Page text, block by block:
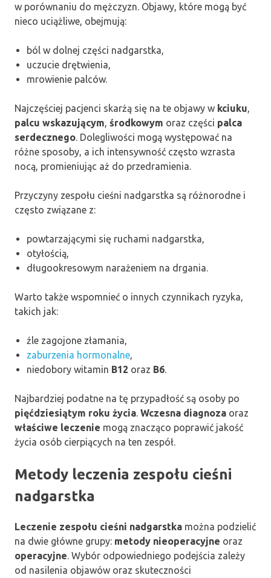
w porównaniu do mężczyzn. Objawy, które mogą być
nieco uciążliwe, obejmują:
ból w dolnej części nadgarstka,
uczucie drętwienia,
mrowienie palców.
Najczęściej pacjenci skarżą się na te objawy w kciuku,
palcu wskazującym, środkowym oraz części palca
serdecznego. Dolegliwości mogą występować na
różne sposoby, a ich intensywność często wzrasta
nocą, promieniując aż do przedramienia.
Przyczyny zespołu cieśni nadgarstka są różnorodne i
często związane z:
powtarzającymi się ruchami nadgarstka,
otyłością,
długookresowym narażeniem na drgania.
Warto także wspomnieć o innych czynnikach ryzyka,
takich jak:
źle zagojone złamania,
zaburzenia hormonalne,
niedobory witamin B12 oraz B6.
Najbardziej podatne na tę przypadłość są osoby po
pięćdziesiątym roku życia. Wczesna diagnoza oraz
właściwe leczenie mogą znacząco poprawić jakość
życia osób cierpiących na ten zespół.
Metody leczenia zespołu cieśni
nadgarstka
Leczenie zespołu cieśni nadgarstka można podzielić
na dwie główne grupy: metody nieoperacyjne oraz
operacyjne. Wybór odpowiedniego podejścia zależy
od nasilenia objawów oraz skuteczności